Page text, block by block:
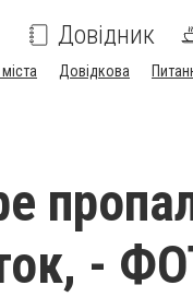
Довідник
Довідкова
-